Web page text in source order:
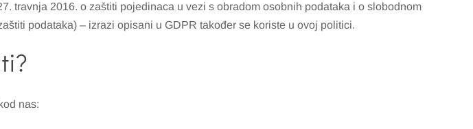
travnja 2016. o zaštiti pojedinaca u vezi s obradom osobnih podataka i o slobodnom
podataka) – izrazi opisani u GDPR također se koriste u ovoj politici.
nas: